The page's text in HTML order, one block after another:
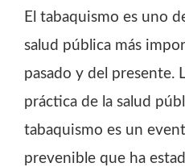
El tabaquismo es uno
salud pública más
pasado y del presente.
práctica de la salud
tabaquismo es un
prevenible que ha